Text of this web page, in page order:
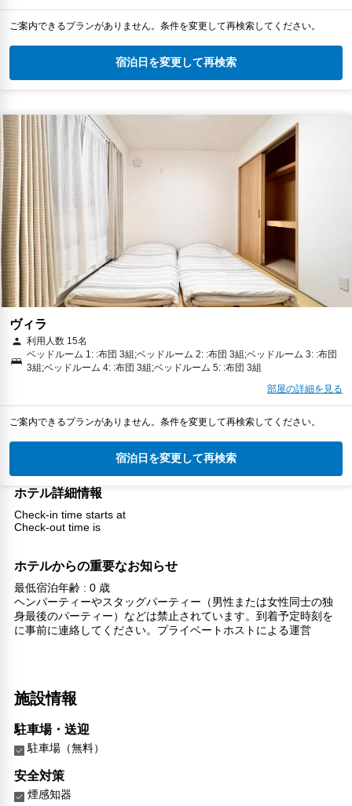
ご案内できるプランがありません。条件を変更して再検索してください。
宿泊日を変更して再検索
ヴィラ
利用人数 15名
ベッドルーム 1: :布団 3組;ベッドルーム 2: :布団 3組;ベッドルーム 3: :布団
3組;ベッドルーム 4: :布団 3組;ベッドルーム 5: :布団 3組
部屋の詳細を見る
ご案内できるプランがありません。条件を変更して再検索してください。
宿泊日を変更して再検索
ホテル詳細情報
Check-in time starts at
Check-out time is
ホテルからの重要なお知らせ
最低宿泊年齢 : 0 歳
ヘンパーティーやスタッグパーティー（男性または女性同士の独
身最後のパーティー）などは禁止されています。到着予定時刻を
に事前に連絡してください。プライベートホストによる運営
施設情報
駐車場・送迎
駐車場（無料）
安全対策
煙感知器